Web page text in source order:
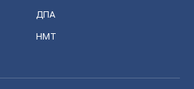
ДПА
НМТ